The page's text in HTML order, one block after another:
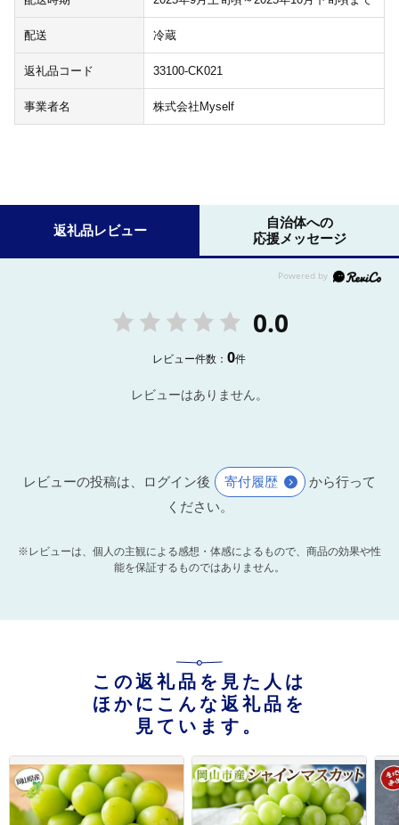
配送 冷蔵
返礼品コード 33100-CK021
事業者名 株式会社Myself
返礼品レビュー
自治体への
応援メッセージ
0.0
レビュー件数：0件
レビューはありません。
レビューの投稿は、ログイン後 寄付履歴
から行って
ください。
※レビューは、個人の主観による感想・体感によるもので、商品の効果や性
能を保証するものではありません。
この返礼品を見た人は
ほかにこんな返礼品を
見ています。